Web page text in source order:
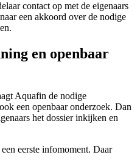
contact op met de eigenaars
een akkoord over de nodige
en openbaar
Aquafin de nodige
een openbaar onderzoek. Dan
het dossier inkijken en
eerste infomoment. Daar